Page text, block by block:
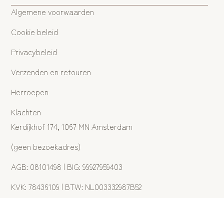
Algemene voorwaarden
Cookie beleid
Privacybeleid
Verzenden en retouren
Herroepen
Klachten
Kerdijkhof 174, 1067 MN Amsterdam
(geen bezoekadres)
AGB: 08101498 | BIG: 99927959403
KVK: 78436109 | BTW: NL003332987B52